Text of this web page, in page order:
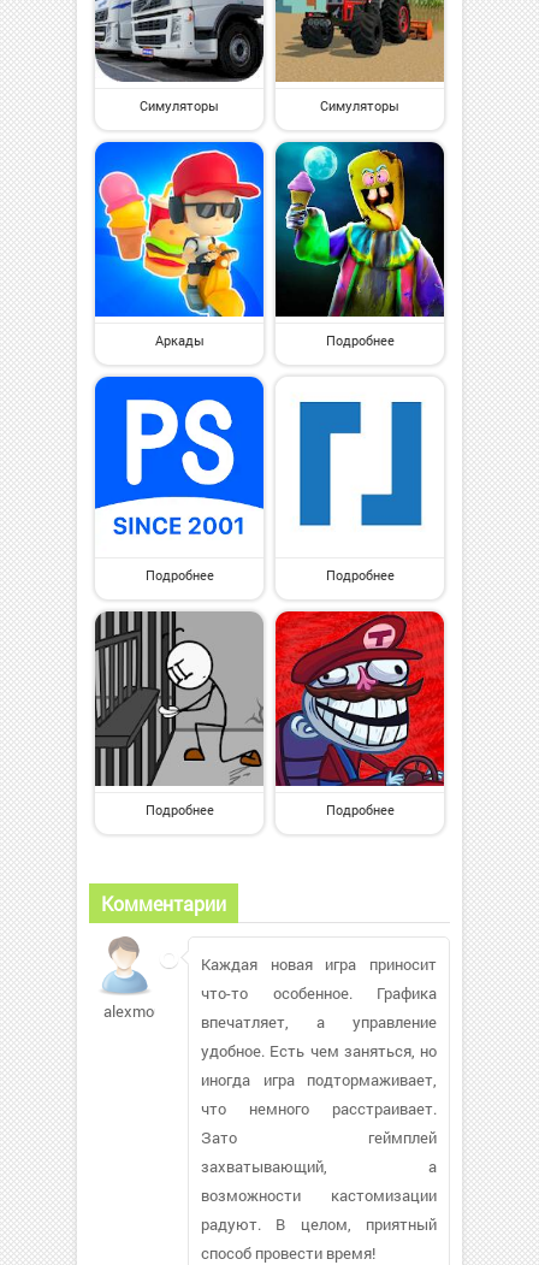
Симуляторы Симуляторы
Аркады Подробнее
Подробнее Подробнее
Подробнее Подробнее
Комментарии
alexmouse162
Каждая новая игра приносит
что-то особенное. Графика
впечатляет, а управление
удобное. Есть чем заняться, но
иногда игра подтормаживает,
что немного расстраивает.
Зато геймплей
захватывающий, а
возможности кастомизации
радуют. В целом, приятный
способ провести время!